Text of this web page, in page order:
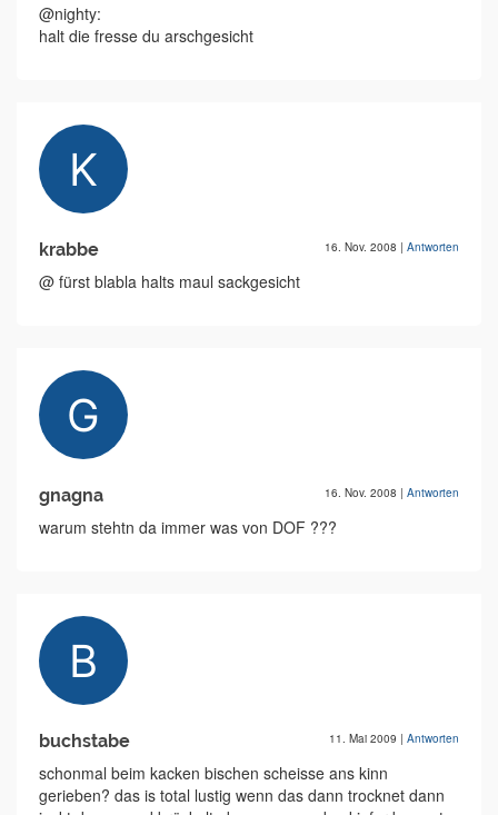
@nighty:
halt die fresse du arschgesicht
krabbe 16. Nov. 2008 | Antworten
@ fürst blabla halts maul sackgesicht
gnagna 16. Nov. 2008 | Antworten
warum stehtn da immer was von DOF ???
buchstabe 11. Mai 2009 | Antworten
schonmal beim kacken bischen scheisse ans kinn
gerieben? das is total lustig wenn das dann trocknet dann